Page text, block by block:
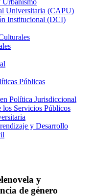
Urbanismo
Universitaria (CAPU)
Institucional (DCI)
Públicas
Política Jurisdiccional
los Servicios Públicos
y Desarrollo
y
de género